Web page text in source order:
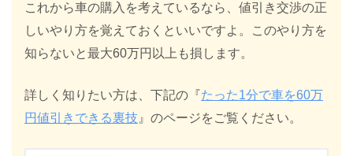
これから車の購入を考えているなら、値引き交渉の正
しいやり方を覚えておくといいですよ。このやり方を
知らないと最大60万円以上も損します。
詳しく知りたい方は、下記の『たった1分で車を60万
円値引きできる裏技 』のページをご覧ください。